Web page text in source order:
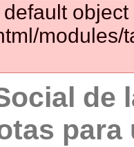
modules/
de
para